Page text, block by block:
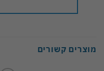
מוצרים קשורים